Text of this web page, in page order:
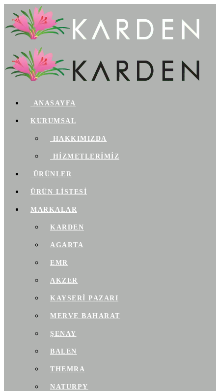
ANASAYFA
KURUMSAL
HAKKIMIZDA
HİZMETLERİMİZ
ÜRÜNLER
ÜRÜN LİSTESİ
MARKALAR
KARDEN
AGARTA
EMR
AKZER
KAYSERI PAZARI
MERVE BAHARAT
ŞENAY
BALEN
THEMRA
NATURPY